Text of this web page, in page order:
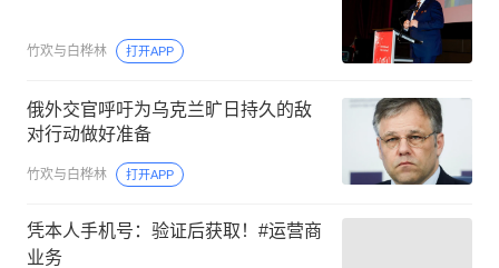
竹欢与白桦林 打开APP
俄外交官呼吁为乌克兰旷日持久的敌
对行动做好准备
竹欢与白桦林 打开APP
凭本人手机号：验证后获取！#运营商
业务